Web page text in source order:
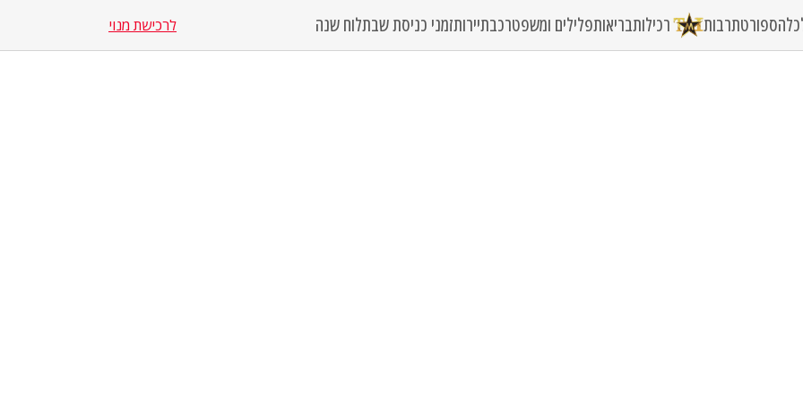
ספורטתרבות רכילותבריאותפלילים ומשפטרכבתיירותזמני כניסת שבתלוח שנה לרכישת מנוי